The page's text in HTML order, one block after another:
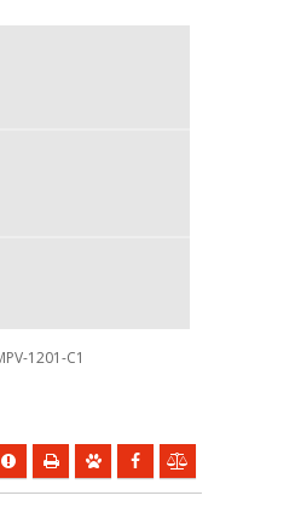
1201-C1